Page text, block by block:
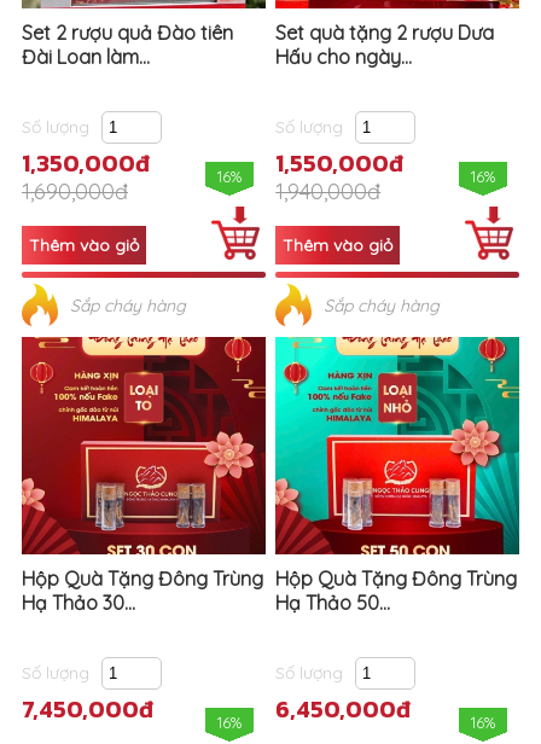
Set 2 rượu quả Đào tiên
Đài Loan làm...
Số lượng
1,350,000đ
1,690,000đ
16%
Sắp cháy hàng
Set quà tặng 2 rượu Dưa
Hấu cho ngày...
Số lượng
1,550,000đ
1,940,000đ
16%
Sắp cháy hàng
Hộp Quà Tặng Đông Trùng
Hạ Thảo 30...
Số lượng
7,450,000đ 16%
Hộp Quà Tặng Đông Trùng
Hạ Thảo 50...
Số lượng
6,450,000đ 16%